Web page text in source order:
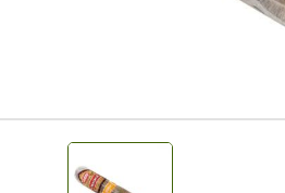
Ольга Кузяева
Лежу в больнице, сделала
привезли раньше